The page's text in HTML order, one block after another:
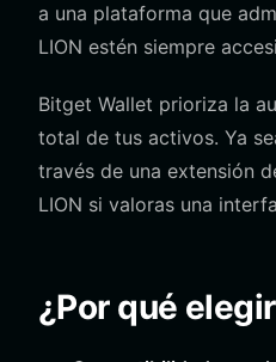
a una plataforma que
LION estén siempre
Bitget Wallet prioriza la
total de tus activos. Ya
través de una extensión
LION si valoras una
¿Por qué